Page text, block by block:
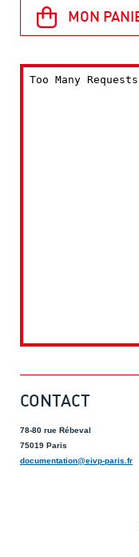
CONTACT
78-80 rue Rébeval
75019 Paris
documentation@eivp-paris.fr